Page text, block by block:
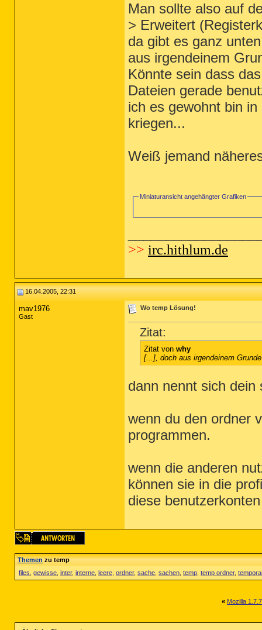
Man sollte also auf
> Erweitert
da gibt es ganz
aus irgendeinem
Könnte sein dass
Dateien gerade
ich es gewohnt bin
kriegen...
Weiß jemand
Miniaturansicht angehängter Grafiken
>> irc.hithlum.de
16.04.2005, 22:31
mav1976
Gast
Wo temp Lösung!
Zitat:
Zitat von why
[...], doch aus irgendeinem
dann nennt sich
wenn du den ordner
programmen.
wenn die anderen
können sie in die
diese
Themenzu temp
files gewisse inter, interne leere ordner, sache sachen temp temp ordner,
« Mozilla 1.7.7